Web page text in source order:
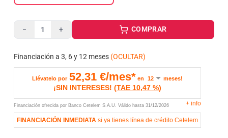
− + COMPRAR
Financiación a 3, 6 y 12 meses (OCULTAR)
Llévatelo por 52,31 €/mes* en meses!
¡SIN INTERESES! (TAE 10,47 %)
Financiación ofrecida por Banco Cetelem S.A.U. Válido hasta 31/12/2026 + info
FINANCIACIÓN INMEDIATA si ya tienes línea de crédito Cetelem